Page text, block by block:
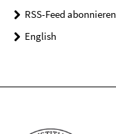
RSS-Feed abonnieren
English